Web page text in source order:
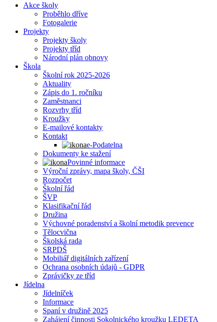
Akce školy
Proběhlo dříve
Fotogalerie
Projekty
Projekty školy
Projekty tříd
Národní plán obnovy
Škola
Školní rok 2025-2026
Aktuality
Zápis do 1. ročníku
Zaměstnanci
Rozvrhy tříd
Kroužky
E-mailové kontakty
Kontakt
e-Podatelna
Dokumenty ke stažení
Povinné informace
Výroční zprávy, mapa školy, ČŠI
Rozpočet
Školní řád
ŠVP
Klasifikační řád
Družina
Výchovné poradenství a školní metodik prevence
Tělocvična
Školská rada
SRPDŠ
Mobiliář digitálních zařízení
Ochrana osobních údajů - GDPR
Zprávičky ze tříd
Jídelna
Jídelníček
Informace
Spaní v družině 2025
Zahájení činnosti Sokolnického kroužku LEDETA